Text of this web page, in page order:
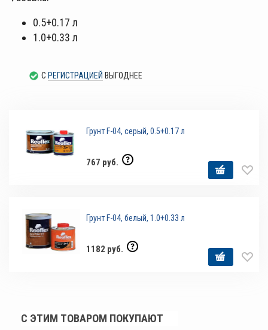
0.5+0.17 л
1.0+0.33 л
С РЕГИСТРАЦИЕЙ ВЫГОДНЕЕ
Грунт F-04, серый, 0.5+0.17 л
767 руб.
Грунт F-04, белый, 1.0+0.33 л
1182 руб.
С ЭТИМ ТОВАРОМ ПОКУПАЮТ